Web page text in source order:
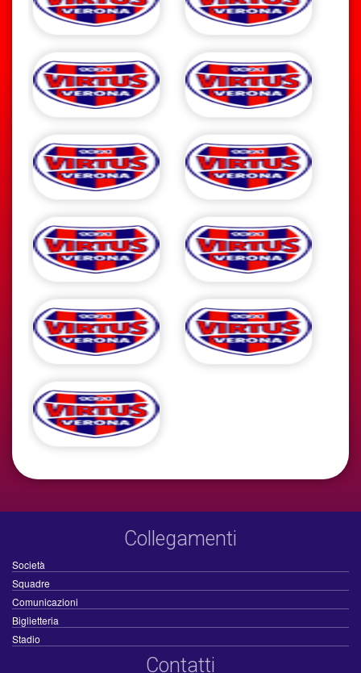
Collegamenti
Società
Squadre
Comunicazioni
Biglietteria
Stadio
Contatti